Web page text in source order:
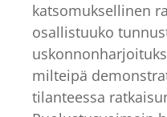
katsomuksellinen
osallistuuko
milteipä
tilanteessa